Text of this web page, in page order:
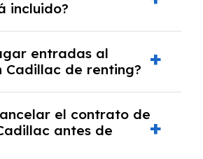
a un precio previamente
incluido?
todo riesgo sin franquicia
las cuotas mensuales.
entradas al
Cadillac de renting?
ningún tipo de entrada
lo exija el proveedor
del estudio de viabilidad
el contrato de
antes de